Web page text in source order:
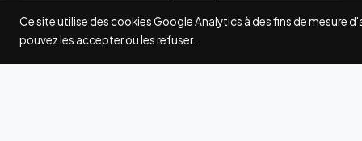
offrir des photos originales. Je
participe à quelques grands
concours internationaux de
Ce site utilise des cookies Google Analytics à des fins de mesure
pouvez les accepter ou les refuser.